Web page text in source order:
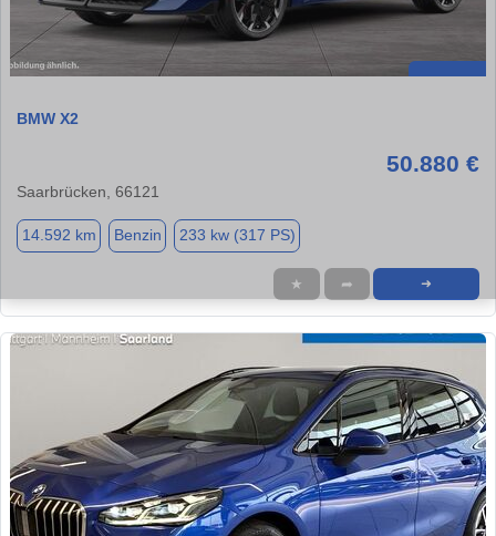
BMW X2
50.880 €
Saarbrücken, 66121
14.592 km Benzin 233 kw (317 PS)
★ ➦ ➜